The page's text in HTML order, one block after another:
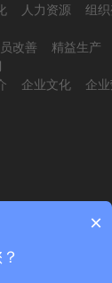
人力资源
组
改善
精益生产
企业文化 企
×